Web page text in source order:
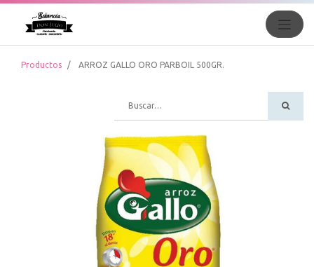
Productos ARROZ GALLO ORO PARBOIL 500GR.